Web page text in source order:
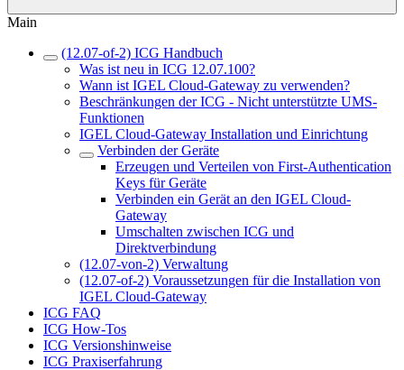
Main
(12.07-of-2) ICG Handbuch
Was ist neu in ICG 12.07.100?
Wann ist IGEL Cloud-Gateway zu verwenden?
Beschränkungen der ICG - Nicht unterstützte UMS-
Funktionen
IGEL Cloud-Gateway Installation und Einrichtung
Verbinden der Geräte
Erzeugen und Verteilen von First-Authentication
Keys für Geräte
Verbinden ein Gerät an den IGEL Cloud-
Gateway
Umschalten zwischen ICG und
Direktverbindung
(12.07-von-2) Verwaltung
(12.07-of-2) Voraussetzungen für die Installation von
IGEL Cloud-Gateway
ICG FAQ
ICG How-Tos
ICG Versionshinweise
ICG Praxiserfahrung